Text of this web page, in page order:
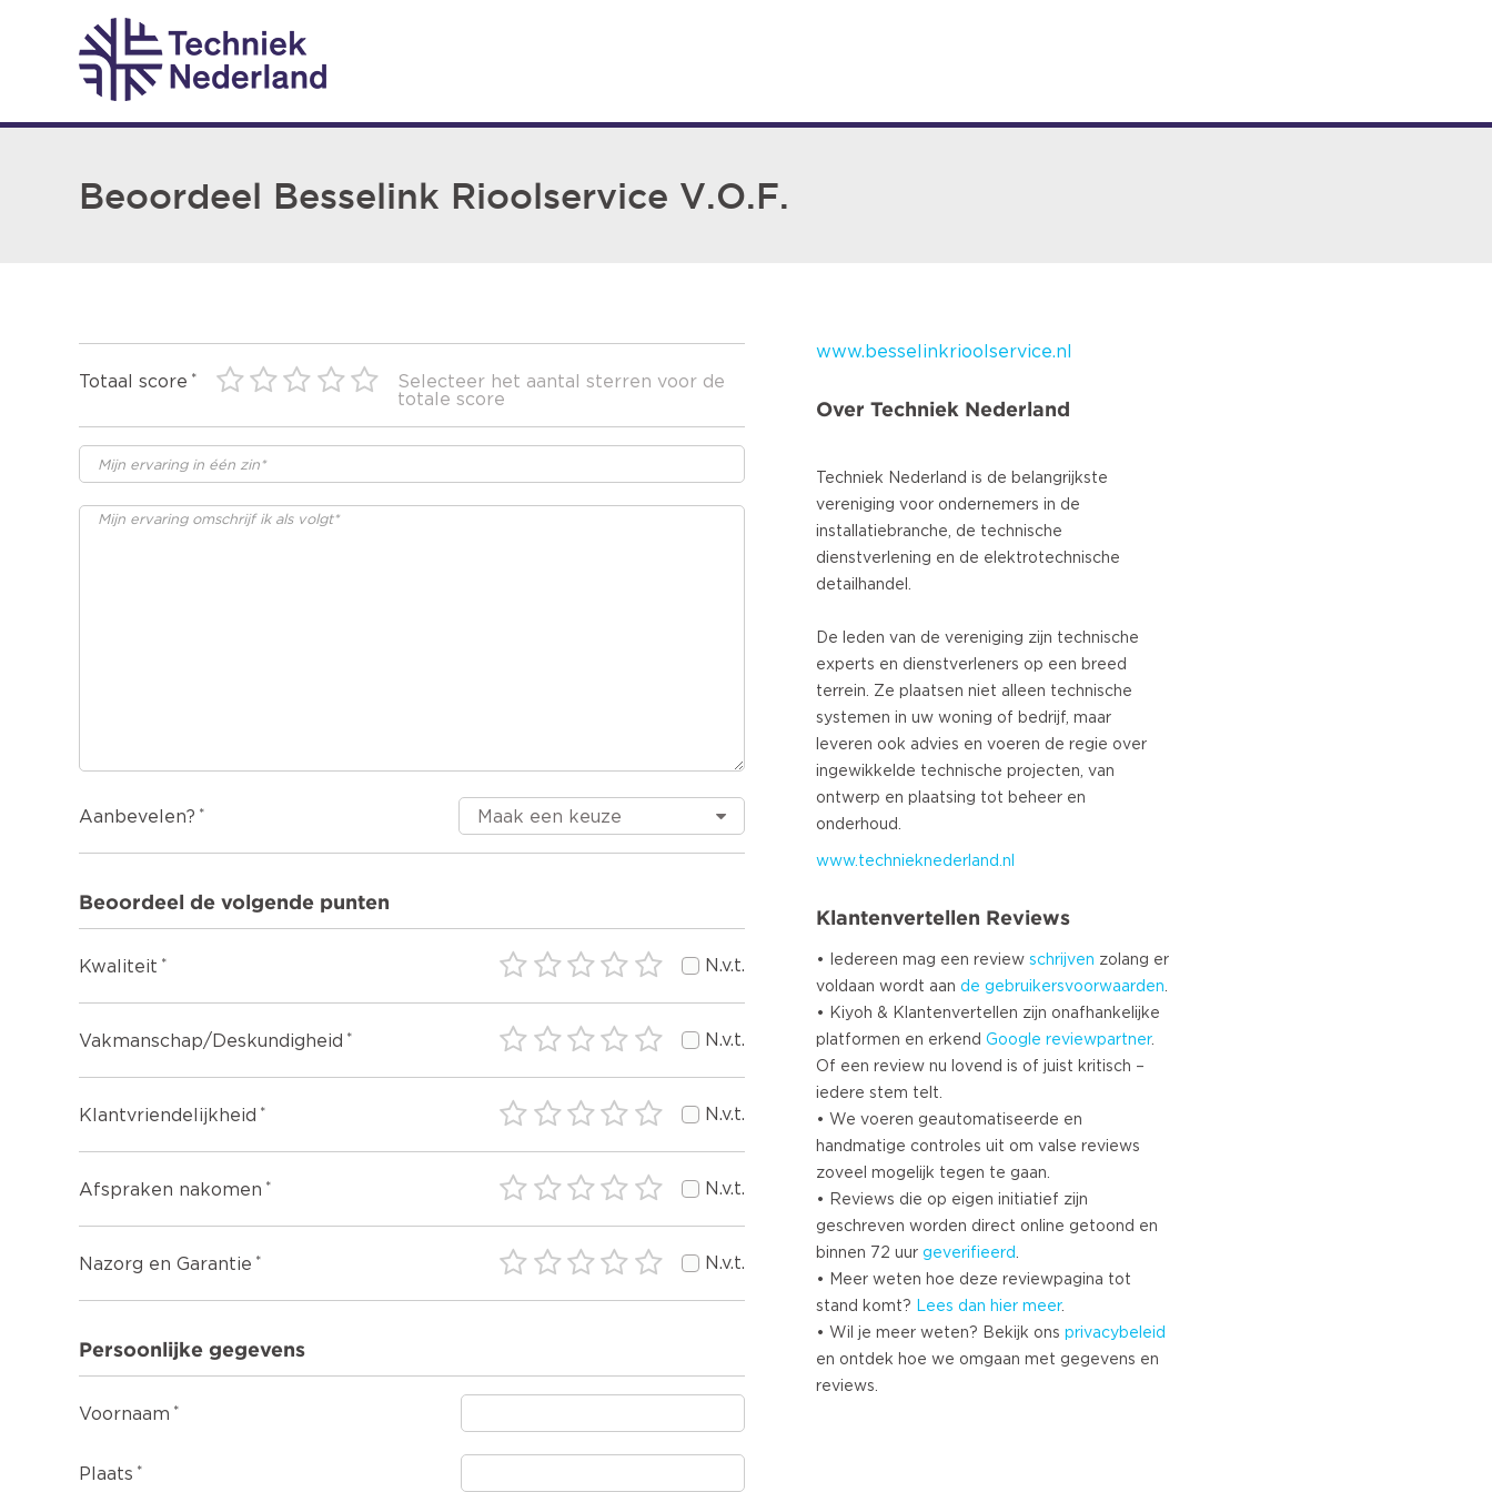
Beoordeel Besselink Rioolservice V.O.F.
Totaal score
Selecteer het aantal sterren voor de
totale score
Aanbevelen?
Beoordeel de volgende punten
Kwaliteit N.v.t.
Vakmanschap/Deskundigheid N.v.t.
Klantvriendelijkheid N.v.t.
Afspraken nakomen N.v.t.
Nazorg en Garantie N.v.t.
Persoonlijke gegevens
Voornaam
Plaats
www.besselinkrioolservice.nl
Over Techniek Nederland
Techniek Nederland is de belangrijkste
vereniging voor ondernemers in de
installatiebranche, de technische
dienstverlening en de elektrotechnische
detailhandel.
De leden van de vereniging zijn technische
experts en dienstverleners op een breed
terrein. Ze plaatsen niet alleen technische
systemen in uw woning of bedrijf, maar
leveren ook advies en voeren de regie over
ingewikkelde technische projecten, van
ontwerp en plaatsing tot beheer en
www.technieknederland.nl
Klantenvertellen Reviews
• Iedereen mag een review schrijven zolang er
voldaan wordt aan de gebruikersvoorwaarden.
• Kiyoh & Klantenvertellen zijn onafhankelijke
platformen en erkend Google reviewpartner.
Of een review nu lovend is of juist kritisch –
iedere stem telt.
• We voeren geautomatiseerde en
handmatige controles uit om valse reviews
zoveel mogelijk tegen te gaan.
• Reviews die op eigen initiatief zijn
geschreven worden direct online getoond en
binnen 72 uur geverifieerd.
• Meer weten hoe deze reviewpagina tot
stand komt? Lees dan hier meer.
• Wil je meer weten? Bekijk ons privacybeleid
en ontdek hoe we omgaan met gegevens en
reviews.